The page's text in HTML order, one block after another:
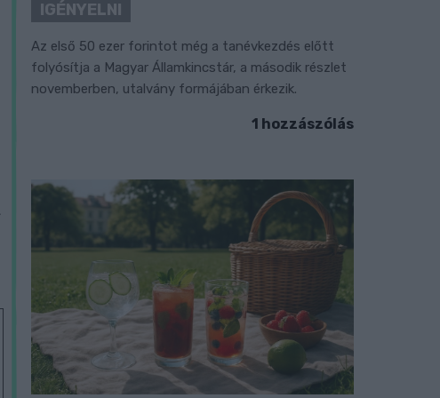
IGÉNYELNI
Az első 50 ezer forintot még a tanévkezdés előtt
folyósítja a Magyar Államkincstár, a második részlet
novemberben, utalvány formájában érkezik.
1 hozzászólás